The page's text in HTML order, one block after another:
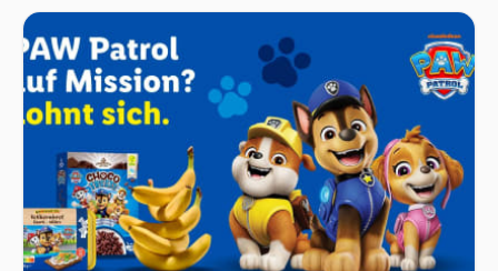
zwischen Babypflege und Erwachsenen-Beauty
wird.